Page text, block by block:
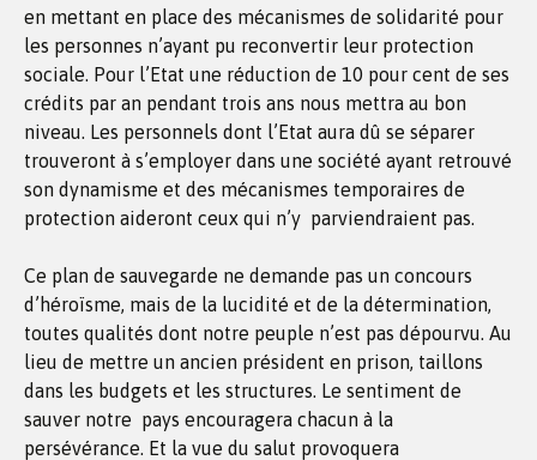
en mettant en place des mécanismes de solidarité pour
les personnes n’ayant pu reconvertir leur protection
sociale. Pour l’Etat une réduction de 10 pour cent de ses
crédits par an pendant trois ans nous mettra au bon
niveau. Les personnels dont l’Etat aura dû se séparer
trouveront à s’employer dans une société ayant retrouvé
son dynamisme et des mécanismes temporaires de
protection aideront ceux qui n’y parviendraient pas.
Ce plan de sauvegarde ne demande pas un concours
d’héroïsme, mais de la lucidité et de la détermination,
toutes qualités dont notre peuple n’est pas dépourvu. Au
lieu de mettre un ancien président en prison, taillons
dans les budgets et les structures. Le sentiment de
sauver notre pays encouragera chacun à la
persévérance. Et la vue du salut provoquera